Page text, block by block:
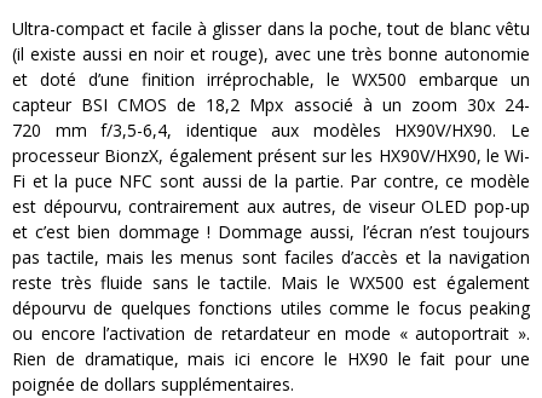
Ultra-compact et facile à glisser dans la poche, tout de blanc vêtu
(il existe aussi en noir et rouge), avec une très bonne autonomie
et doté d’une finition irréprochable, le WX500 embarque un
capteur BSI CMOS de 18,2 Mpx associé à un zoom 30x 24-
720 mm f/3,5-6,4, identique aux modèles HX90V/HX90. Le
processeur BionzX, également présent sur les HX90V/HX90, le Wi-
Fi et la puce NFC sont aussi de la partie. Par contre, ce modèle
est dépourvu, contrairement aux autres, de viseur OLED pop-up
et c’est bien dommage ! Dommage aussi, l’écran n’est toujours
pas tactile, mais les menus sont faciles d’accès et la navigation
reste très fluide sans le tactile. Mais le WX500 est également
dépourvu de quelques fonctions utiles comme le focus peaking
ou encore l’activation de retardateur en mode « autoportrait ».
Rien de dramatique, mais ici encore le HX90 le fait pour une
poignée de dollars supplémentaires.